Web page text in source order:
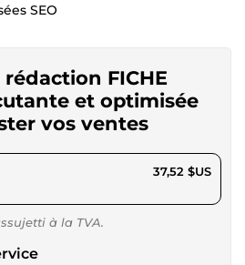
SEO
FICHE
et optimisée
vos ventes
34,58 $US 37,52 $US
à la TVA.